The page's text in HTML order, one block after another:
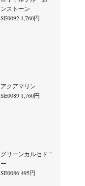
ンストーン
SE0092 1,760円
アクアマリン
SE0089 1,760円
グリーンカルセドニ
ー
SE0086 495円